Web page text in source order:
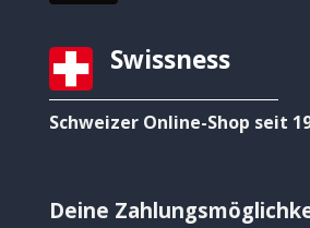
Swissness
Schweizer Online-Shop seit
Deine